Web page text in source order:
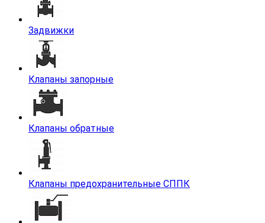
Задвижки
Клапаны запорные
Клапаны обратные
Клапаны предохранительные СППК